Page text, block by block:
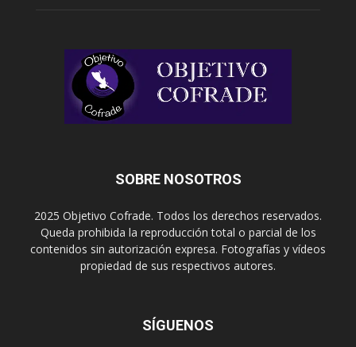
SOBRE NOSOTROS
2025 Objetivo Cofrade. Todos los derechos reservados.
Queda prohibida la reproducción total o parcial de los
contenidos sin autorización expresa. Fotografías y vídeos
propiedad de sus respectivos autores.
SÍGUENOS